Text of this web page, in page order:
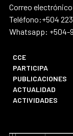
Correo
Teléfono:+504
Whatsapp: +504-
CCE
PARTICIPA
PUBLICACIONES
ACTUALIDAD
ACTIVIDADES